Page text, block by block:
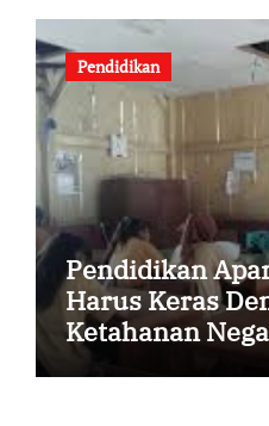
Pendidikan
Pendidikan
Harus Keras
Ketahanan